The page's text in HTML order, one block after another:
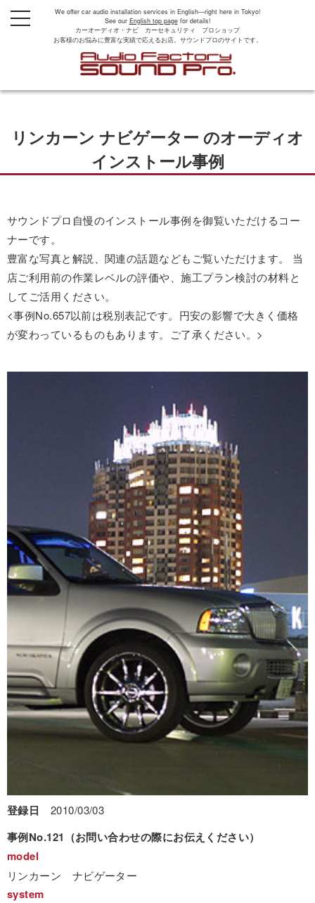
We offer car audio installation services in English—right here in Tokyo!
See our English top pagefor details!
カーオーディオ・ナビ カーセキュリティ プロショップ
お客様のお悩みに豊富な実績で応えるお店。サウンドプロのサイトです。
t
o
a
a
t
n
リンカーン ナビゲーター のオーディオ
インストール事例
サウンドプロ自慢のインストール事例を御覧いただけるコー
ナーです。
豊富な写真と解説、関連の話題などもご覧いただけます。 当
店ご利用前の作業レベルの評価や、施工プラン検討の材料と
してご活用ください。
<事例No.657以前は税別表記です。円安の影響で大きく価格
が変わっているものもあります。ご了承ください。>
登録日 2010/03/03
事例No.121（お問い合わせの際にお伝えください）
model
リンカーン ナビゲーター
system